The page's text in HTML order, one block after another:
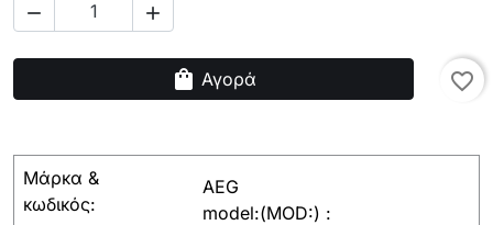
 
shopping_bag Αγορά favorite_border
Μάρκα &
κωδικός:
AEG
model:(MOD:) :